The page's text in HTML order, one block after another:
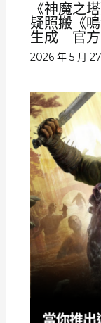
《神魔之
疑照搬《
生成 官方
2026 年 5 月